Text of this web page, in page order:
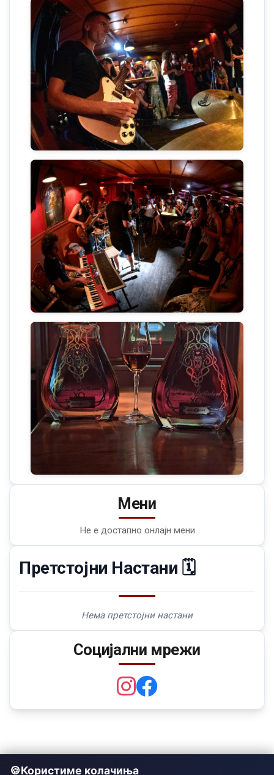
Мени
Не е достапно онлајн мени
Претстојни Настани 🗓️
Нема претстојни настани
Социјални мрежи
Користиме колачиња